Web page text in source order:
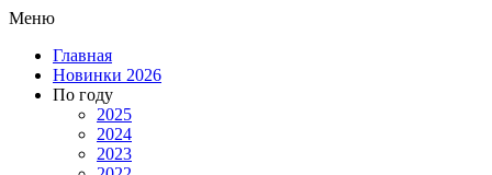
Меню
Главная
Новинки 2026
По году
2025
2024
2023